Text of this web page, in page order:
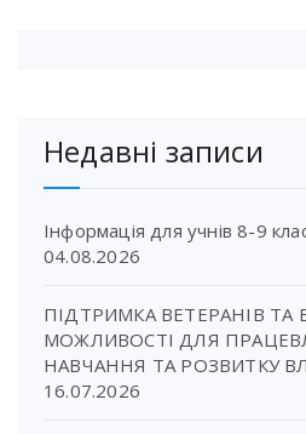
Недавні записи
Інформація для учнів 8-9
04.08.2026
ПІДТРИМКА ВЕТЕРАНІВ ТА
МОЖЛИВОСТІ ДЛЯ
НАВЧАННЯ ТА РОЗВИТКУ
16.07.2026